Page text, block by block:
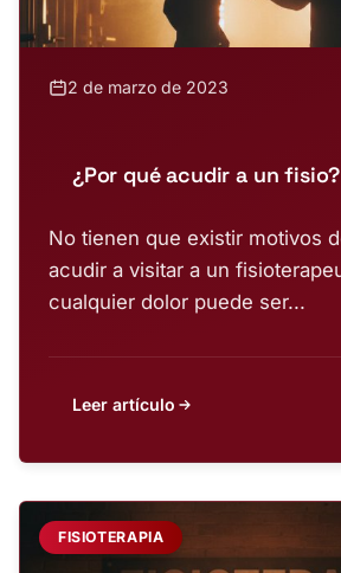
2 de marzo de 2023
¿Por qué acudir a un fisio?
No tienen que existir motivos
acudir a visitar a un
cualquier dolor puede ser...
Leer artículo
FISIOTERAPIA